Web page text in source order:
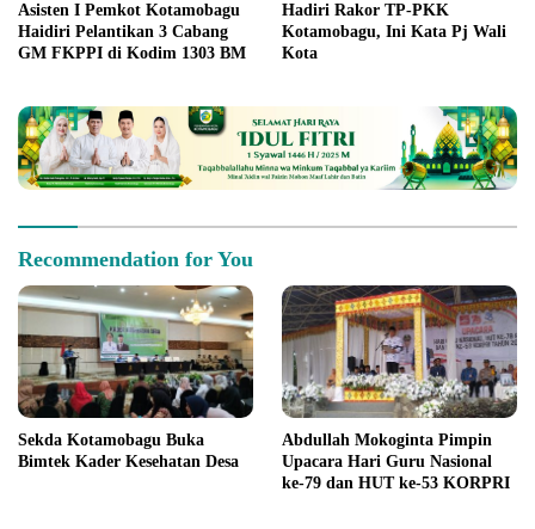
Asisten I Pemkot Kotamobagu
Haidiri Pelantikan 3 Cabang
GM FKPPI di Kodim 1303 BM
Hadiri Rakor TP-PKK
Kotamobagu, Ini Kata Pj Wali
Kota
Recommendation for You
Sekda Kotamobagu Buka
Bimtek Kader Kesehatan Desa
Abdullah Mokoginta Pimpin
Upacara Hari Guru Nasional
ke-79 dan HUT ke-53 KORPRI